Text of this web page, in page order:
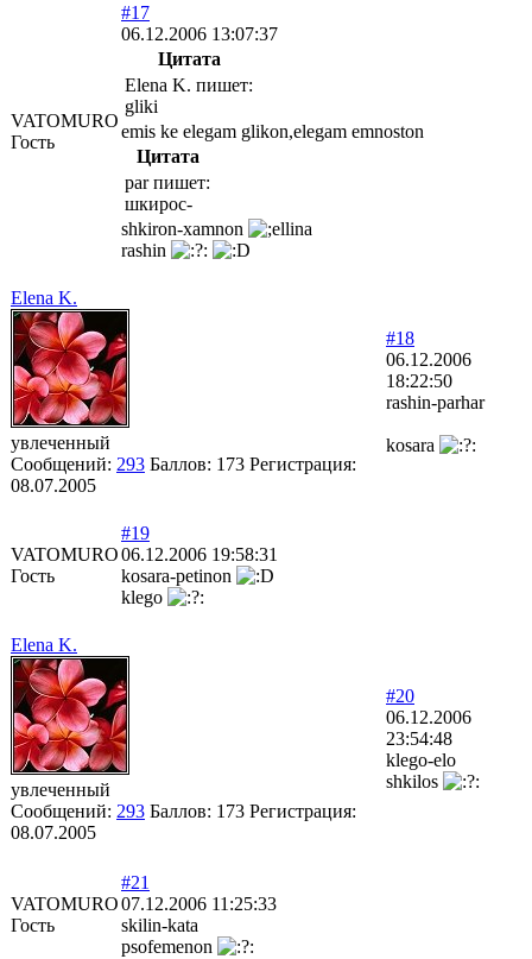
VATOMURO
Гость
#17
06.12.2006 13:07:37
Цитата
Elena K. пишет:
gliki
emis ke elegam glikon,elegam emnoston
Цитата
par пишет:
шкирос-
shkiron-xamnon
rashin
Elena K.
увлеченный
Сообщений: 293 Баллов: 173 Регистрация:
08.07.2005
#18
06.12.2006
18:22:50
rashin-parhar
kosara
VATOMURO
Гость
#19
06.12.2006 19:58:31
kosara-petinon
klego
Elena K.
увлеченный
Сообщений: 293 Баллов: 173 Регистрация:
08.07.2005
#20
06.12.2006
23:54:48
klego-elo
shkilos
VATOMURO
Гость
#21
07.12.2006 11:25:33
skilin-kata
psofemenon